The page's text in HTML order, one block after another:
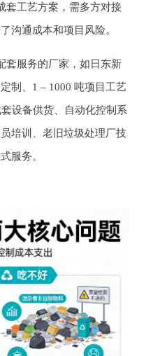
套工艺方案，需多方对接
沟通成本和项目风险。
套服务的厂家，如日东新
制、1 – 1000 吨项目工艺
设备供货、自动化控制系
培训、老旧垃圾处理厂技
服务。